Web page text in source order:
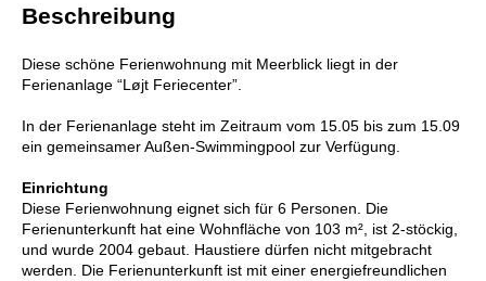
Beschreibung
Diese schöne Ferienwohnung mit Meerblick liegt in der
Ferienanlage “Løjt Feriecenter”.
In der Ferienanlage steht im Zeitraum vom 15.05 bis zum 15.09
ein gemeinsamer Außen-Swimmingpool zur Verfügung.
Einrichtung
Diese Ferienwohnung eignet sich für 6 Personen. Die
Ferienunterkunft hat eine Wohnfläche von 103 m², ist 2-stöckig,
und wurde 2004 gebaut. Haustiere dürfen nicht mitgebracht
werden. Die Ferienunterkunft ist mit einer energiefreundlichen